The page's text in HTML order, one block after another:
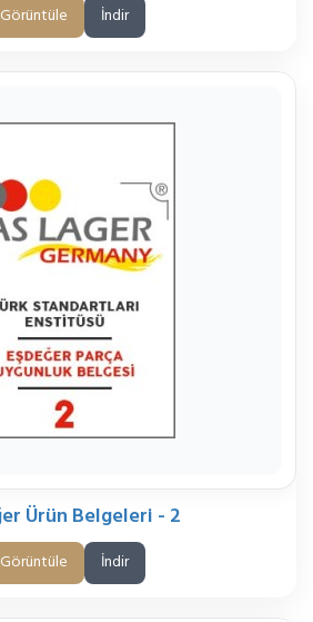
Görüntüle İndir
Ürün Belgeleri - 2
Görüntüle İndir